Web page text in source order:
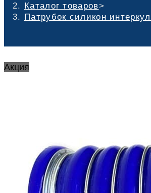
Каталог товаров>
Патрубок силикон
Акция